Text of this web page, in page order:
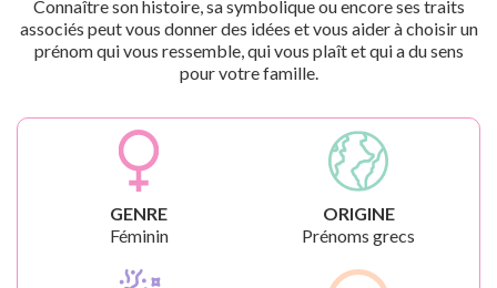
Connaître son histoire, sa symbolique ou encore ses traits
associés peut vous donner des idées et vous aider à choisir un
prénom qui vous ressemble, qui vous plaît et qui a du sens
pour votre famille.
GENRE
Féminin
ORIGINE
Prénoms grecs